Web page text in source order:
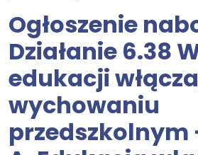
Ogłoszenie
Działanie 6.38
edukacji
wychowaniu
przedszkolnym